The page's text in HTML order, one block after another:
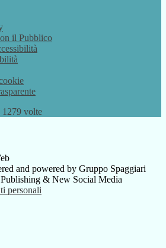
il Pubblico
1279 volte
and powered by Gruppo Spaggiari
& New Social Media
personali